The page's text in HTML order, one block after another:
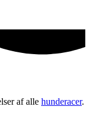
af alle hunderacer.